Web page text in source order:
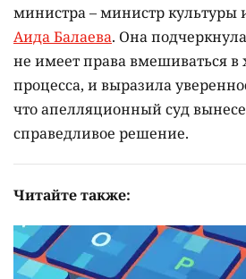
министра – министр
Аида Балаева. Она
не имеет права вмешиваться в
процесса, и выразила
что апелляционный суд
справедливое решение.
Читайте также: